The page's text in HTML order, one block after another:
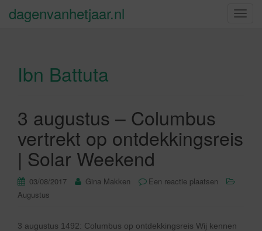
S
v
i
dagenvanhetjaar.nl
Ibn Battuta
3 augustus – Columbus
vertrekt op ontdekkingsreis
| Solar Weekend
03/08/2017 Gina Makken
Een reactie plaatsen
Augustus
3 augustus 1492: Columbus op ontdekkingsreis Wij kennen